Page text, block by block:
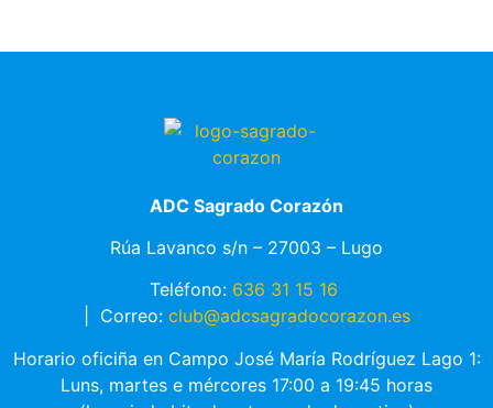
ADC Sagrado Corazón
Rúa Lavanco s/n – 27003 – Lugo
Teléfono: 636 31 15 16
Correo: club@adcsagradocorazon.es
Horario oficiña en Campo José María Rodríguez Lago 1:
Luns, martes e mércores 17:00 a 19:45 horas